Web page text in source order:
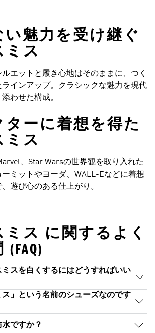
魅力を受け継ぐ
ミス
ルエットと履き心地はそのままに、つく
ラインアップ。クラシックな魅力を現代
わせた構成。
ターに着想を得た
ミス
、Star Warsの世界観を取り入れた
ミットやヨーダ、WALL-Eなどに着想
遊び心のある仕上がり。
ス に関するよく
スを白くするにはどうすればいい
」という名前のシューズなのです
ですか？